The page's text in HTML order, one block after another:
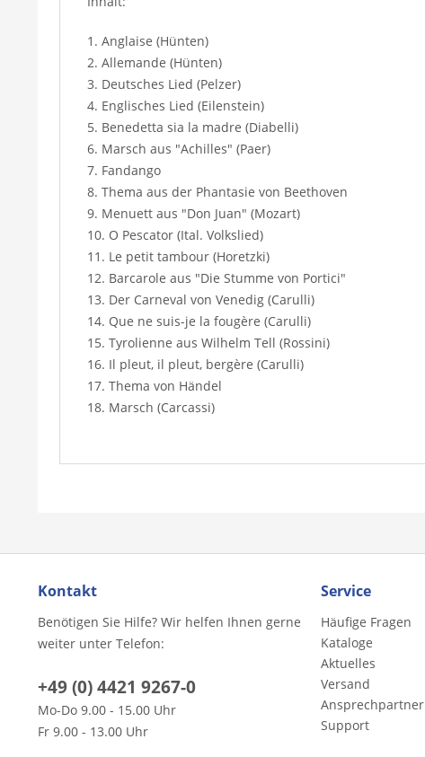
1. Anglaise (Hünten)
2. Allemande (Hünten)
3. Deutsches Lied (Pelzer)
4. Englisches Lied (Eilenstein)
5. Benedetta sia la madre (Diabelli)
6. Marsch aus "Achilles" (Paer)
7. Fandango
8. Thema aus der Phantasie von Beethoven
9. Menuett aus "Don Juan" (Mozart)
10. O Pescator (Ital. Volkslied)
11. Le petit tambour (Horetzki)
12. Barcarole aus "Die Stumme von Portici"
13. Der Carneval von Venedig (Carulli)
14. Que ne suis-je la fougère (Carulli)
15. Tyrolienne aus Wilhelm Tell (Rossini)
16. Il pleut, il pleut, bergère (Carulli)
17. Thema von Händel
18. Marsch (Carcassi)
Kontakt
Benötigen Sie Hilfe? Wir helfen Ihnen gerne
weiter unter Telefon:
+49 (0) 4421 9267-0
Mo-Do 9.00 - 15.00 Uhr
Fr 9.00 - 13.00 Uhr
Service
Häufige Fragen
Kataloge
Aktuelles
Versand
Ansprechpartner
Support